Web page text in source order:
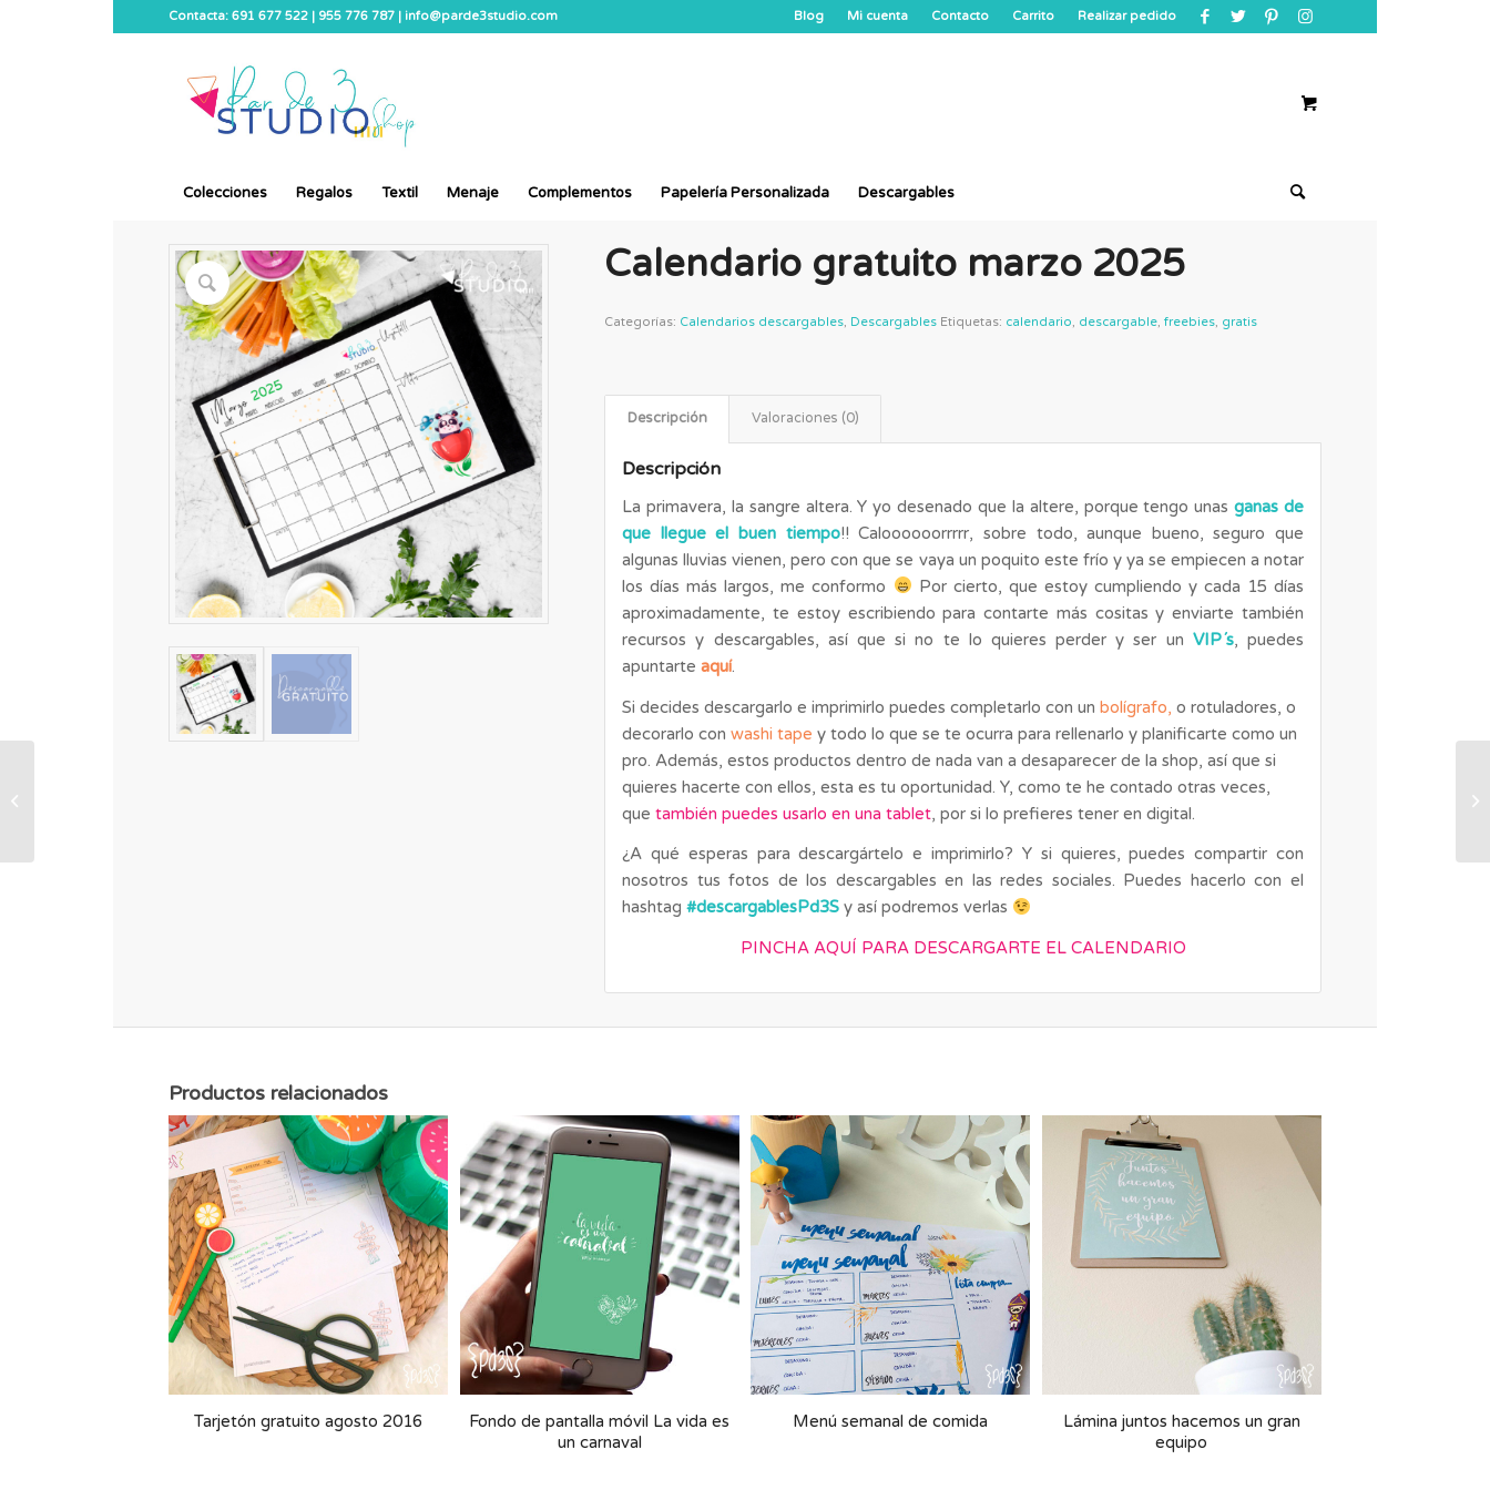
Blog Mi cuenta Contacto Carrito Realizar pedido
Contacta: 691 677 522 | 955 776 787 | info@parde3studio.com
Colecciones Regalos Textil Menaje Complementos Papelería Personalizada Descargables
Calendario gratuito marzo 2025
Categorías: Calendarios descargables, Descargables Etiquetas: calendario, descargable,freebies, gratis
Descripción Valoraciones (0)
Descripción
La primavera, la sangre altera. Y yo desenado que la altere, porque tengo unasganas de
que llegue el buen tiempo!! Caloooooorrrrr, sobre todo, aunque bueno, seguro que
algunas lluvias vienen, pero con que se vaya un poquito este frío y ya se empiecen a notar
los días más largos, me conformo
Por cierto, que estoy cumpliendo y cada 15 días
aproximadamente, te estoy escribiendo para contarte más cositas y enviarte también
recursos y descargables, así que si no te lo quieres perder y ser un VIP´s, puedes
apuntarteaquí.
Si decides descargarlo e imprimirlo puedes completarlo con un bolígrafo,o rotuladores, o
decorarlo conwashi tape y todo lo que se te ocurra para rellenarlo y planificarte como un
pro. Además, estos productos dentro de nada van a desaparecer de la shop, así que si
quieres hacerte con ellos, esta es tu oportunidad. Y, como te he contado otras veces,
quetambién puedes usarlo en una tablet , por si lo prefieres tener en digital.
¿A qué esperas para descargártelo e imprimirlo? Y si quieres, puedes compartir con
nosotros tus fotos de los descargables en las redes sociales. Puedes hacerlo con el
hashtag#descargablesPd3S y así podremos verlas
PINCHA AQUÍ PARA DESCARGARTE EL CALENDARIO
Productos relacionados
Tarjetón gratuito agosto 2016
Fondo de pantalla móvil La vida es
un carnaval
Menú semanal de comida
Lámina juntos hacemos un gran
equipo